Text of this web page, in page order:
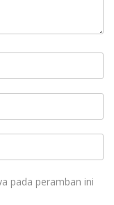
pada peramban ini